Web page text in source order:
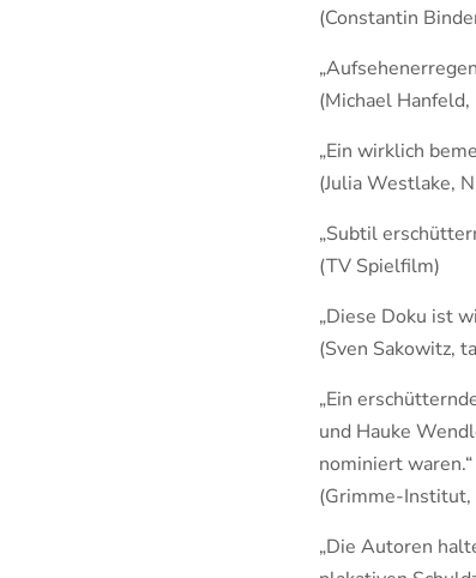
(Constantin
(Michael Hanfeld,
„Ein wirklich
(Julia Westlake,
„Subtil
(TV Spielfilm)
„Diese Doku ist
(Sven Sakowitz,
„Ein
und Hauke
nominiert waren.“
(Grimme-Institut,
„Die Autoren